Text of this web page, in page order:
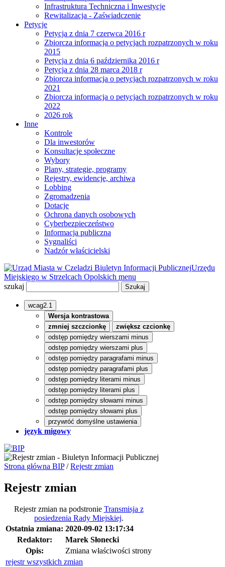
Infrastruktura Techniczna i Inwestycje
Rewitalizacja - Zaświadczenie
Petycje
Petycja z dnia 7 czerwca 2016 r
Zbiorcza informacja o petycjach rozpatrzonych w roku
2015
Petycja z dnia 6 października 2016 r
Petycja z dnia 28 marca 2018 r
Zbiorcza informacja o petycjach rozpatrzonych w roku
2021
Zbiorcza informacja o petycjach rozpatrzonych w roku
2022
2026 rok
Inne
Kontrole
Dla inwestorów
Konsultacje społeczne
Wybory
Plany, strategie, programy
Rejestry, ewidencje, archiwa
Lobbing
Zgromadzenia
Dotacje
Ochrona danych osobowych
Cyberbezpieczeństwo
Informacja publiczna
Sygnaliści
Nadzór właścicielski
Biuletyn Informacji PublicznejUrzędu
Miejskiego w Strzelcach Opolskich menu
szukaj
wcag2.1
Wersja kontrastowa
zmniej szczcionkę
zwiększ czcionkę
odstęp pomiędzy wierszami minus
odstęp pomiędzy wierszami plus
odstęp pomiędzy paragrafami minus
odstęp pomiędzy paragrafami plus
odstęp pomiędzy literami minus
odstęp pomiędzy literami plus
odstęp pomiędzy słowami minus
odstęp pomiędzy słowami plus
przywróć domyślne ustawienia
język migowy
Strona główna BIP/Rejestr zmian
Rejestr zmian
Rejestr zmian na podstronie Transmisja z
posiedzenia Rady Miejskiej.
Ostatnia zmiana: 2020-09-02 13:17:34
Redaktor:
Marek Słonecki
Opis:
Zmiana właściwości strony
rejestr wszystkich zmian